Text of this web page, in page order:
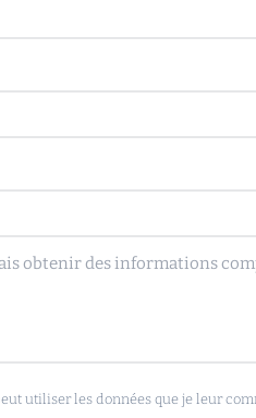
utiliser les données que je leur